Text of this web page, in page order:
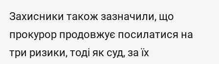
Захисники також зазначили, що
прокурор продовжує посилатися на
три ризики, тоді як суд, за їх